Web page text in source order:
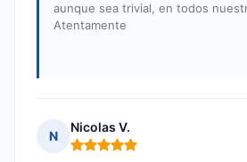
aunque sea trivial, en todos
Atentamente
N
Nicolas V.
Nota: 5 de 5